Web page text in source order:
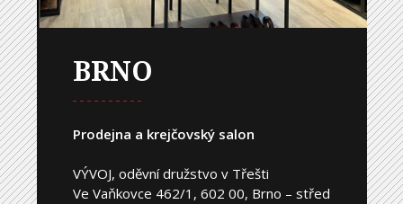
BRNO
Prodejna a krejčovský salon
VÝVOJ, oděvní družstvo v Třešti
Ve Vaňkovce 462/1, 602 00, Brno – střed